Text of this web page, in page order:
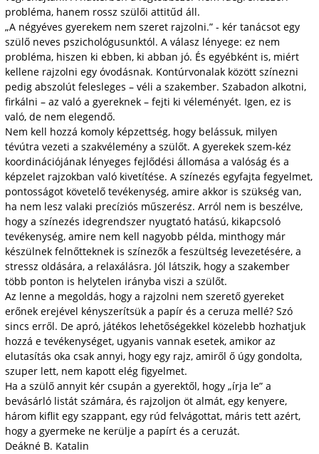
probléma, hanem rossz szülői attitűd áll.
„A négyéves gyerekem nem szeret rajzolni.” - kér tanácsot egy
szülő neves pszichológusunktól. A válasz lényege: ez nem
probléma, hiszen ki ebben, ki abban jó. És egyébként is, miért
kellene rajzolni egy óvodásnak. Kontúrvonalak között színezni
pedig abszolút felesleges – véli a szakember. Szabadon alkotni,
firkálni – az való a gyereknek – fejti ki véleményét. Igen, ez is
való, de nem elegendő.
Nem kell hozzá komoly képzettség, hogy belássuk, milyen
tévútra vezeti a szakvélemény a szülőt. A gyerekek szem-kéz
koordinációjának lényeges fejlődési állomása a valóság és a
képzelet rajzokban való kivetítése. A színezés egyfajta fegyelmet,
pontosságot követelő tevékenység, amire akkor is szükség van,
ha nem lesz valaki precíziós műszerész. Arról nem is beszélve,
hogy a színezés idegrendszer nyugtató hatású, kikapcsoló
tevékenység, amire nem kell nagyobb példa, minthogy már
készülnek felnőtteknek is színezők a feszültség levezetésére, a
stressz oldására, a relaxálásra. Jól látszik, hogy a szakember
több ponton is helytelen irányba viszi a szülőt.
Az lenne a megoldás, hogy a rajzolni nem szerető gyereket
erőnek erejével kényszerítsük a papír és a ceruza mellé? Szó
sincs erről. De apró, játékos lehetőségekkel közelebb hozhatjuk
hozzá e tevékenységet, ugyanis vannak esetek, amikor az
elutasítás oka csak annyi, hogy egy rajz, amiről ő úgy gondolta,
szuper lett, nem kapott elég figyelmet.
Ha a szülő annyit kér csupán a gyerektől, hogy „írja le” a
bevásárló listát számára, és rajzoljon öt almát, egy kenyere,
három kiflit egy szappant, egy rúd felvágottat, máris tett azért,
hogy a gyermeke ne kerülje a papírt és a ceruzát.
Deákné B. Katalin